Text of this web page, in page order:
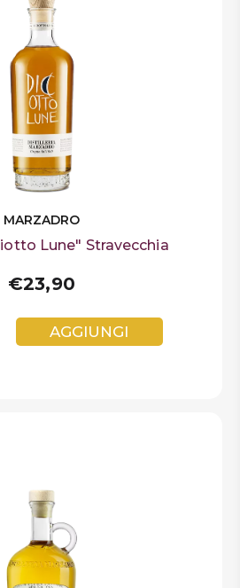
MARZADRO
Lune" Stravecchia
€23,90
AGGIUNGI